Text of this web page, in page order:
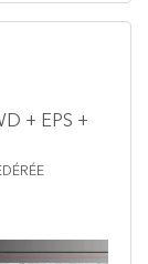
+ EPS +